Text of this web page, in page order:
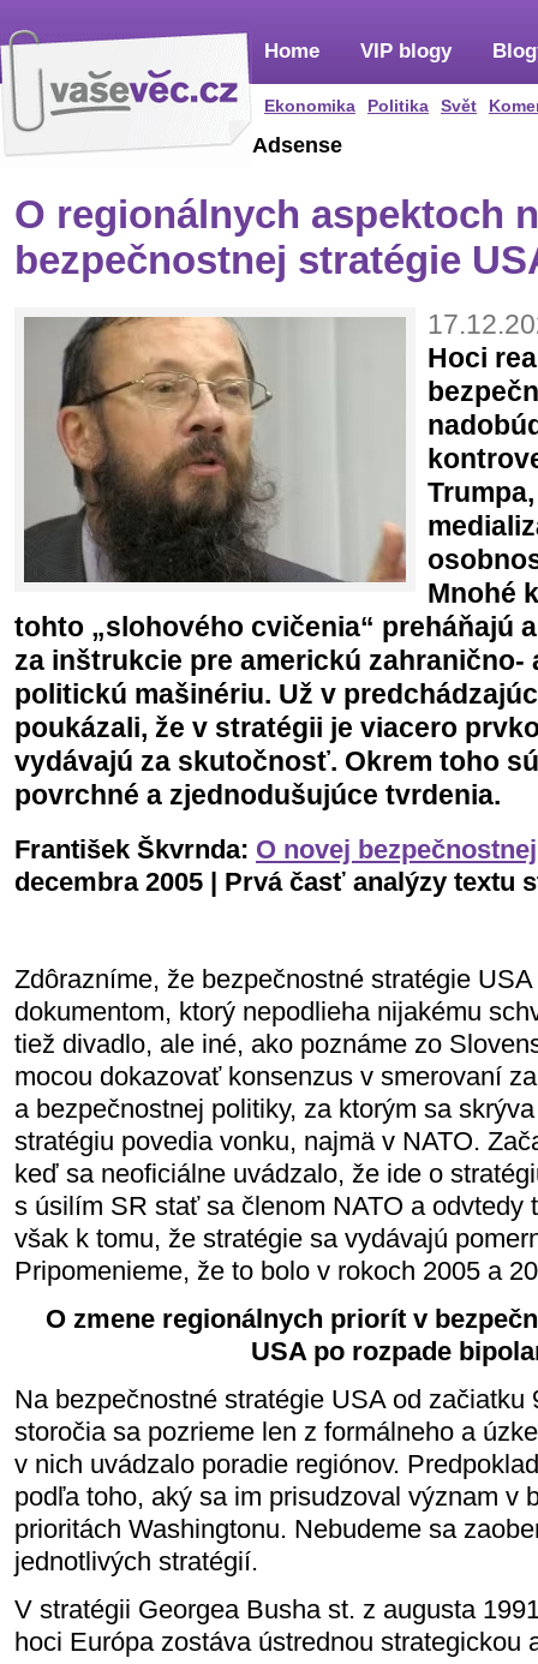
Home
Ekonomika Politika Svět
VIP blogy
Adsense
O regionálnych aspektoch
bezpečnostnej stratégie
Hoci
Mnohé
tohto „slohového cvičenia“ preháňajú
za inštrukcie pre americkú zahranično-
politickú mašinériu. Už v
poukázali, že v stratégii je viacero
vydávajú za skutočnosť. Okrem toho
povrchné a zjednodušujúce tvrdenia.
František Škvrnda: O novej
decembra 2005 | Prvá časť analýzy textu
Zdôrazníme, že bezpečnostné stratégie
dokumentom, ktorý nepodlieha nijakému
tiež divadlo, ale iné, ako poznáme zo
mocou dokazovať konsenzus v smerovaní
a bezpečnostnej politiky, za ktorým sa
stratégiu povedia vonku, najmä v NATO.
keď sa neoficiálne uvádzalo, že ide o
s úsilím SR stať sa členom NATO a odvtedy
však k tomu, že stratégie sa vydávajú
Pripomenieme, že to bolo v rokoch 2005 a
O zmene regionálnych priorít v
USA po rozpade
Na bezpečnostné stratégie USA od začiatku
storočia sa pozrieme len z formálneho a
v nich uvádzalo poradie regiónov.
podľa toho, aký sa im prisudzoval význam v
prioritách Washingtonu. Nebudeme sa
jednotlivých stratégií.
V stratégii Georgea Busha st. z augusta
hoci Európa zostáva ústrednou strategickou